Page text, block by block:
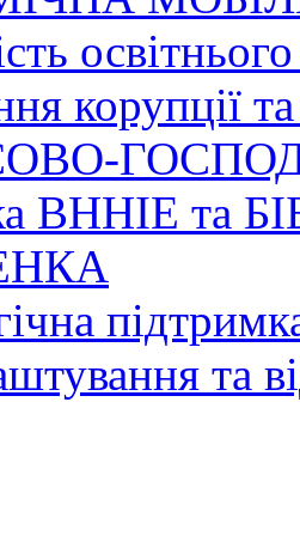
корупції
ВННІЕ та
та